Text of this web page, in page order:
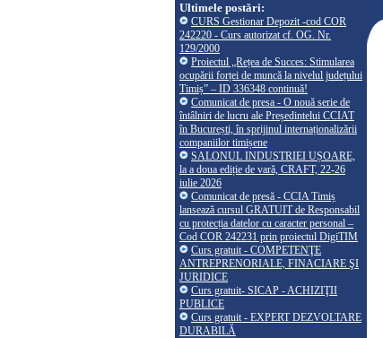
Ultimele postări:
CURS Gestionar Depozit -cod COR
242220 - Curs autorizat cf. OG. Nr.
129/2000
Proiectul „Rețea de Succes: Stimularea
ocupării forței de muncă la nivelul județului
Timiș” – ID 336348 continuă!
Comunicat de presa - O nouă serie de
întâlniri de lucru ale Președintelui CCIAT
în București, în sprijinul internaționalizării
companiilor timișene
SALONUL INDUSTRIEI UȘOARE,
la a doua ediție de vară, CRAFT, 22-26
iulie 2026
Comunicat de presă - CCIA Timiș
lansează cursul GRATUIT de Responsabil
cu protecția datelor cu caracter personal –
Cod COR 242231 prin proiectul DigiTIM
Curs gratuit - COMPETENŢE
ANTREPRENORIALE, FINACIARE ŞI
JURIDICE
Curs gratuit- SICAP - ACHIZIŢII
PUBLICE
Curs gratuit - EXPERT DEZVOLTARE
DURABILĂ